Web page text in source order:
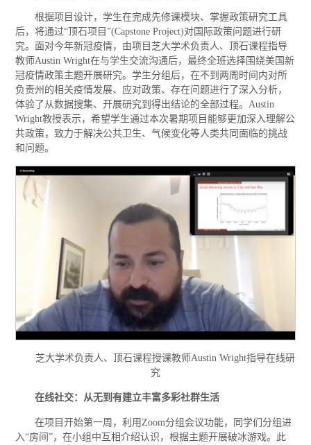
根据项目设计，学生在完成先修课模块、掌握政策研究工具
后，将通过“顶石项目”(Capstone Project)对国际政策问题进行研
究。面对今年新冠疫情，由项目芝大学术负责人、顶石课程指导
教师Austin Wright在与学生交流沟通后，最终全班选择围绕美国新
冠疫情政策主题开展研究。学生分组后，在不到两周时间内对所
负责州的相关疫情发展、应对政策、存在问题进行了深入分析，
体验了从数据搜集、开展研究到得出结论的全部过程。Austin
Wright教授表示，希望学生通过本次暑期项目能够更加深入理解公
共政策，致力于解决公共卫生、气候变化等人类共同面临的挑战
和问题。
芝大学术负责人、顶石课程授课教师Austin Wright指导在线研
究
在线社交：从无到有建立丰富多彩社群生活
在项目开始第一周，利用Zoom分组会议功能，同学们分组进
入“房间”，在小组中互相介绍认识，根据主题开展破冰游戏。此